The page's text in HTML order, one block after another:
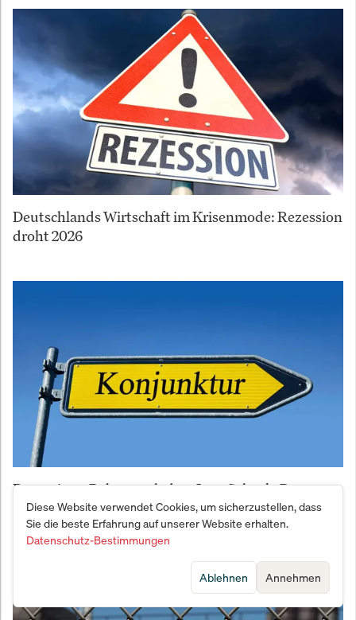
Deutschlands Wirtschaft im Krisenmode: Rezession
droht 2026
Rezessions-Beben nach dem Iran-Schock: Der
mühsame Kampf gegen den totalen Stillstand
Diese Website verwendet Cookies, um sicherzustellen, dass
Sie die beste Erfahrung auf unserer Website erhalten.
Datenschutz-Bestimmungen
Annehmen
Ablehnen